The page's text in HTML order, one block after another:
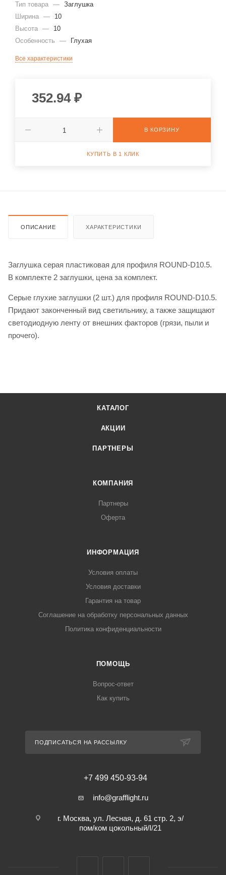
Тип товара — Заглушка
Ширина —
10
Высота —
10
Особенность
— Глухая
Все характеристики
352.94₽
В КОРЗИНУ
КУПИТЬ В 1 КЛИК
ОПИСАНИЕ ХАРАКТЕРИСТИКИ
Заглушка серая пластиковая для профиля ROUND-D10.5.
В комплекте 2 заглушки, цена за комплект.
Серые глухие заглушки (2 шт.) для профиля ROUND-D10.5.
Придают законченный вид светильнику, а также защищают
светодиодную ленту от внешних факторов (грязи, пыли и
прочего).
КАТАЛОГ
АКЦИИ
ПАРТНЕРЫ
КОМПАНИЯ
Партнеры
Оферта
ИНФОРМАЦИЯ
Условия оплаты
Условия доставки
Гарантия на товар
Соглашение на обработку персональных данных
Политика конфиденциальности
ПОМОЩЬ
Вопрос-ответ
Как купить
ПОДПИСАТЬСЯ НА РАССЫЛКУ
+7 499 450-93-94
info@grafflight.ru
г. Москва, ул. Лесная, д. 61 стр. 2, э/
пом/ком цокольный/I/21